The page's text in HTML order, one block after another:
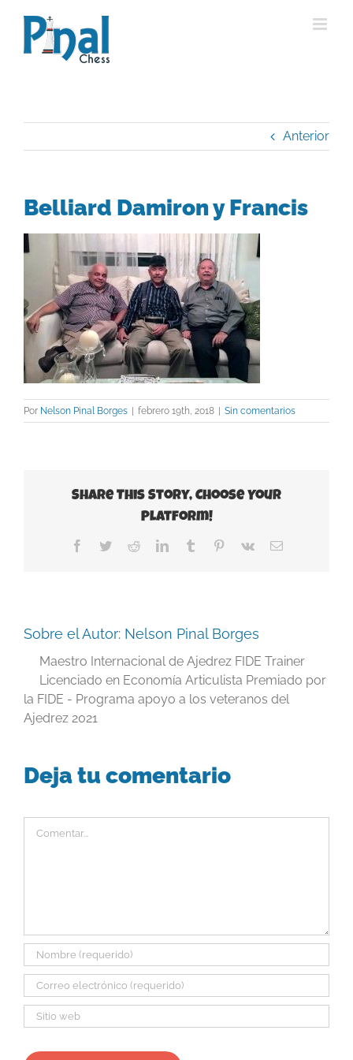
contenido
Anterior
Belliard Damiron y Francis
Por Nelson Pinal Borges | febrero 19th, 2018 | Sin comentarios
Share This Story, Choose Your
Platform!
Facebook
TwitterRedditLinkedInTumblr Pinterest
Vk
Correo
Sobre el Autor: Nelson Pinal Borges
Maestro Internacional de Ajedrez FIDE Trainer
Licenciado en Economía Articulista Premiado por
la FIDE - Programa apoyo a los veteranos del
Ajedrez 2021
Deja tu comentario